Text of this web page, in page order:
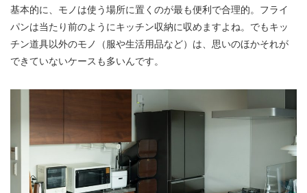
基本的に、モノは使う場所に置くのが最も便利で合理的。フライ
パンは当たり前のようにキッチン収納に収めますよね。でもキッ
チン道具以外のモノ（服や生活用品など）は、思いのほかそれが
できていないケースも多いんです。